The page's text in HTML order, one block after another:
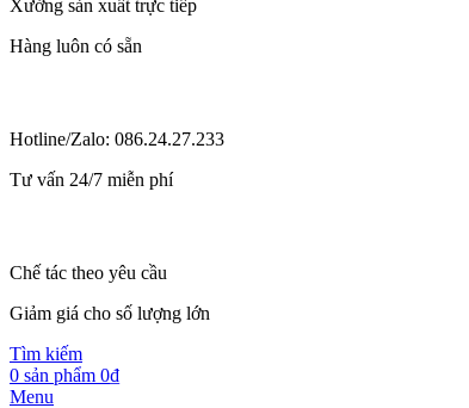
Xưởng sản xuất trực tiếp
Hàng luôn có sẵn
Hotline/Zalo: 086.24.27.233
Tư vấn 24/7 miễn phí
Chế tác theo yêu cầu
Giảm giá cho số lượng lớn
Tìm kiếm
0 sản phẩm 0₫
Menu